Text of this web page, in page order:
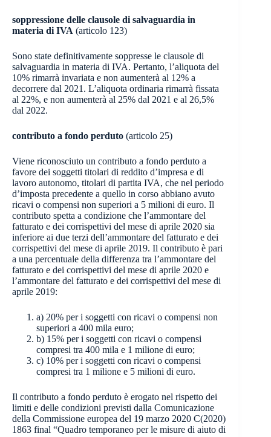
soppressione delle clausole di salvaguardia in
materia di IVA (articolo 123)
Sono state definitivamente soppresse le clausole di
salvaguardia in materia di IVA. Pertanto, l’aliquota del
10% rimarrà invariata e non aumenterà al 12% a
decorrere dal 2021. L’aliquota ordinaria rimarrà fissata
al 22%, e non aumenterà al 25% dal 2021 e al 26,5%
dal 2022.
contributo a fondo perduto (articolo 25)
Viene riconosciuto un contributo a fondo perduto a
favore dei soggetti titolari di reddito d’impresa e di
lavoro autonomo, titolari di partita IVA, che nel periodo
d’imposta precedente a quello in corso abbiano avuto
ricavi o compensi non superiori a 5 milioni di euro. Il
contributo spetta a condizione che l’ammontare del
fatturato e dei corrispettivi del mese di aprile 2020 sia
inferiore ai due terzi dell’ammontare del fatturato e dei
corrispettivi del mese di aprile 2019. Il contributo è pari
a una percentuale della differenza tra l’ammontare del
fatturato e dei corrispettivi del mese di aprile 2020 e
l’ammontare del fatturato e dei corrispettivi del mese di
aprile 2019:
a) 20% per i soggetti con ricavi o compensi non
superiori a 400 mila euro;
b) 15% per i soggetti con ricavi o compensi
compresi tra 400 mila e 1 milione di euro;
c) 10% per i soggetti con ricavi o compensi
compresi tra 1 milione e 5 milioni di euro.
Il contributo a fondo perduto è erogato nel rispetto dei
limiti e delle condizioni previsti dalla Comunicazione
della Commissione europea del 19 marzo 2020 C(2020)
1863 final “Quadro temporaneo per le misure di aiuto di